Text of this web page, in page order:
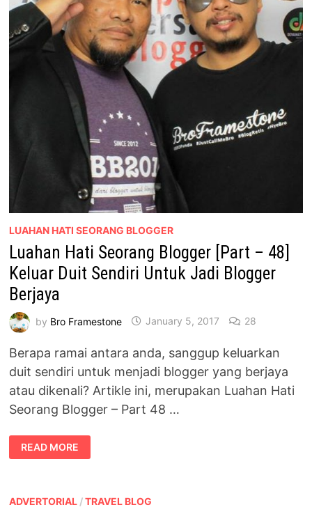
LUAHAN HATI SEORANG BLOGGER
Luahan Hati Seorang Blogger [Part – 48]
Keluar Duit Sendiri Untuk Jadi Blogger
Berjaya
by Bro Framestone January 5, 2017 28
Berapa ramai antara anda, sanggup keluarkan
duit sendiri untuk menjadi blogger yang berjaya
atau dikenali? Artikle ini, merupakan Luahan Hati
Seorang Blogger – Part 48 …
LUAHAN
HATI
SEORANG
48]
READ MORE
ADVERTORIAL /TRAVEL BLOG